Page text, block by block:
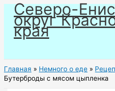
Перейти
содержимому
Северо-
округ
края
Главная Немного о еде
Бутерброды с мясом цыпленка